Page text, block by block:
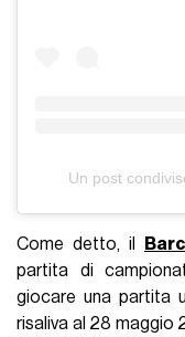
Un post
Come detto, il
partita di
giocare una partita
risaliva al 28 maggio